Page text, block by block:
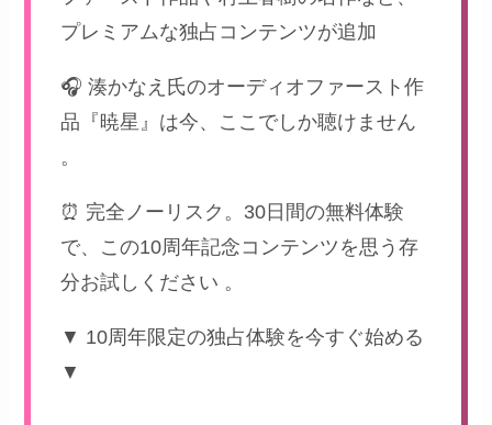
プレミアムな独占コンテンツが追加
🎧 湊かなえ氏のオーディオファースト作
品『暁星』は今、ここでしか聴けません
。
⏰ 完全ノーリスク。30日間の無料体験
で、この10周年記念コンテンツを思う存
分お試しください 。
▼ 10周年限定の独占体験を今すぐ始める
▼